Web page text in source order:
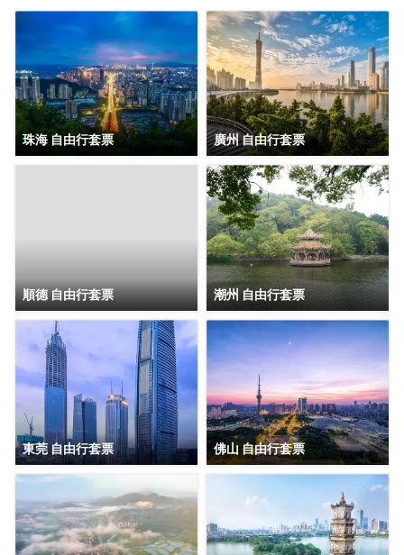
創、共享大住宿共同體。未來，集團將不斷探索住宿業與互
聯網的結合、與新生活方式的結合，致力於成為全球領先的
生活服務連鎖平台，引領新尚美好生活。
珠海 自由行套票 廣州 自由行套票
順德 自由行套票 潮州 自由行套票
東莞 自由行套票 佛山 自由行套票